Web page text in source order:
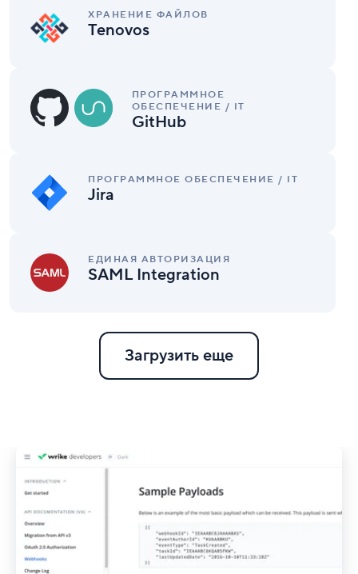
ХРАНЕНИЕ ФАЙЛОВ
Tenovos
ПРОГРАММНОЕ
ОБЕСПЕЧЕНИЕ / IT
GitHub
ПРОГРАММНОЕ ОБЕСПЕЧЕНИЕ / IT
Jira
ЕДИНАЯ АВТОРИЗАЦИЯ
SAML Integration
Integration
Загрузить еще